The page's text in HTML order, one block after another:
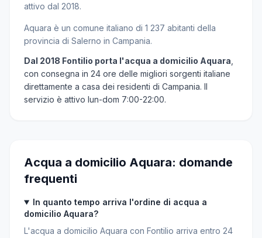
attivo dal 2018.
Aquara è un comune italiano di 1 237 abitanti della
provincia di Salerno in Campania.
Dal 2018 Fontilio porta l'acqua a domicilio Aquara
con consegna in 24 ore delle migliori sorgenti italiane
direttamente a casa dei residenti di Campania. Il
servizio è attivo lun-dom 7:00-22:00.
Acqua a domicilio Aquara: domande
frequenti
In quanto tempo arriva l'ordine di acqua a
domicilio Aquara?
L'acqua a domicilio Aquara con Fontilio arriva entro 24